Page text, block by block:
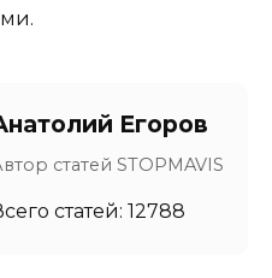
Егоров
статей STOPMAVIS
статей: 12788